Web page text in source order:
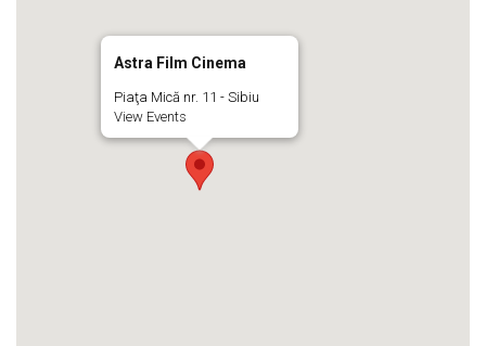
Astra Film Cinema
Piaţa Mică nr. 11 - Sibiu
View Events